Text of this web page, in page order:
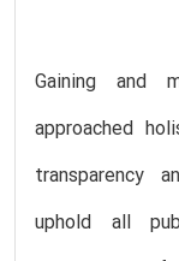
Gaining and
approached
transparency
uphold all